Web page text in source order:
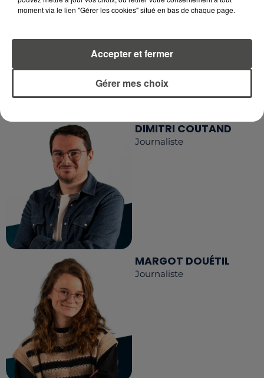
EN TÉLÉCHARGEANT L'APPLICATION MOBILE
LA RÉDACTION
RCA
Voir toute l'équipe RCA
DIMITRI COUTAND
Journaliste
MARGOT DOUÉTIL
Journaliste
moment via le lien "Gérer les cookies" situé en bas de chaque page.
Gérer mes choix
Accepter et fermer